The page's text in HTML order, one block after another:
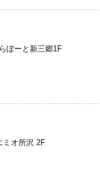
ぽーと新三郷1F
ミオ所沢 2F